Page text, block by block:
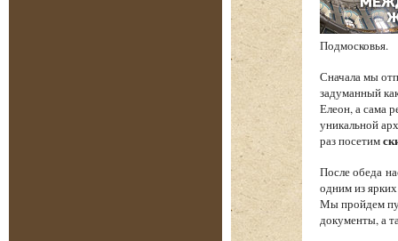
Подмосковья.
Сначала мы
задуманный
Елеон, а сама
уникальной
раз посетим
После обеда
одним из
Мы пройдем
документы, а